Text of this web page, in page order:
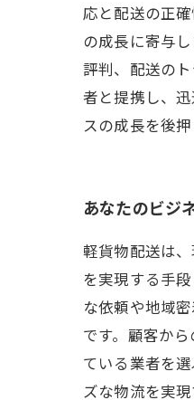
応と配送の正
の成長に寄与
評判、配送の
者と提携し、
スの成長を後押
あなたのビジ
軽貨物配送は
を実現する手
な依頼や地域
です。顧客か
ている業者を
ズな物流を実